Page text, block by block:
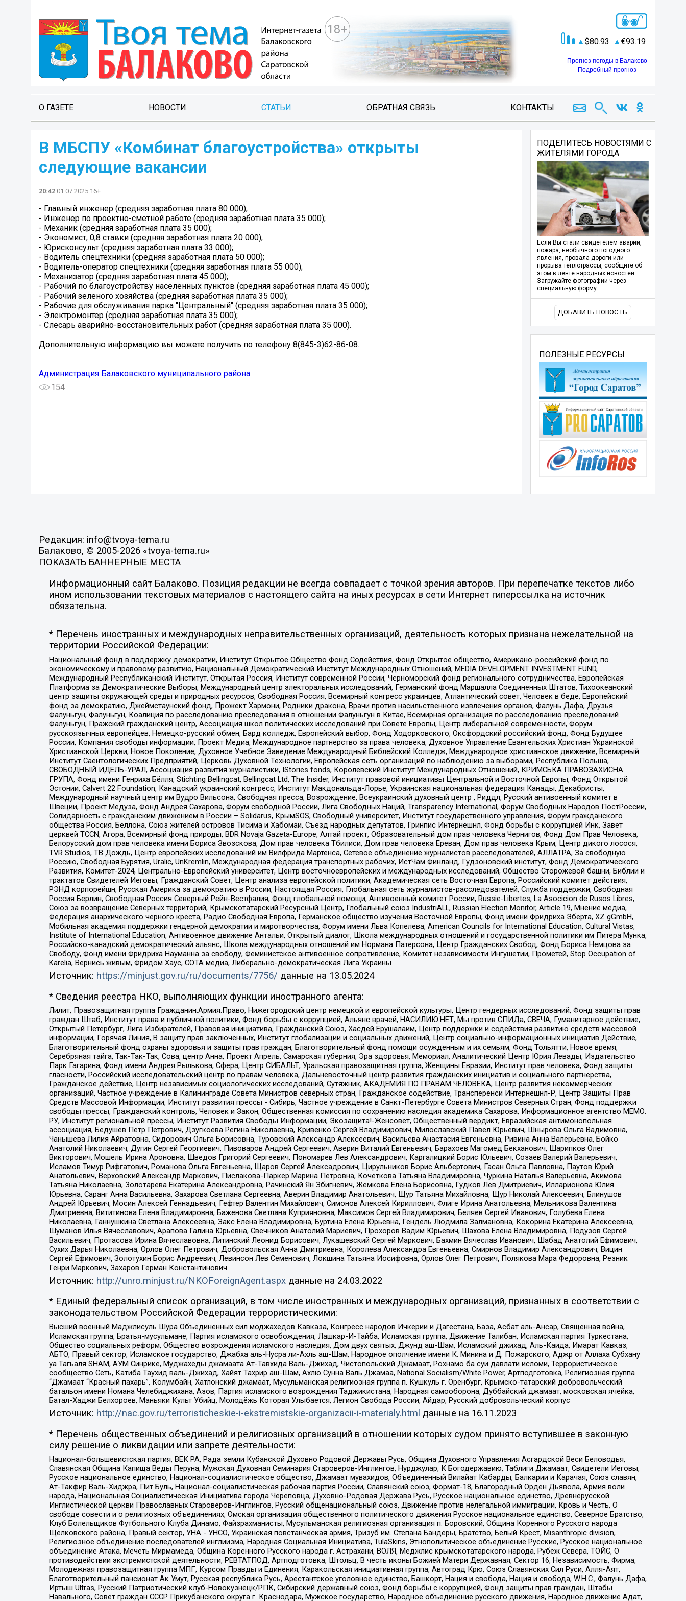
18+
80.93 93.19
Прогноз погоды в Балаково
Подробный прогноз
О ГАЗЕТЕ НОВОСТИ СТАТЬИ ОБРАТНАЯ СВЯЗЬ КОНТАКТЫ
В МБСПУ «Комбинат благоустройства» открыты
следующие вакансии
20:42 01.07.2025 16+
- Главный инженер (средняя заработная плата 80 000);
- Инженер по проектно-сметной работе (средняя заработная плата 35 000);
- Механик (средняя заработная плата 35 000);
- Экономист, 0,8 ставки (средняя заработная плата 20 000);
- Юрисконсульт (средняя заработная плата 33 000);
- Водитель спецтехники (средняя заработная плата 50 000);
- Водитель-оператор спецтехники (средняя заработная плата 55 000);
- Механизатор (средняя заработная плата 45 000);
- Рабочий по благоустройству населенных пунктов (средняя заработная плата 45 000);
- Рабочий зеленого хозяйства (средняя заработная плата 35 000);
- Рабочие для обслуживания парка "Центральный" (средняя заработная плата 35 000);
- Электромонтер (средняя заработная плата 35 000);
- Слесарь аварийно-восстановительных работ (средняя заработная плата 35 000).
Дополнительную информацию вы можете получить по телефону 8(845-3)62-86-08.
Администрация Балаковского муниципального района
154
ПОДЕЛИТЕСЬ НОВОСТЯМИ С
ЖИТЕЛЯМИ ГОРОДА
Если Вы стали свидетелем аварии,
пожара, необычного погодного
явления, провала дороги или
прорыва теплотрассы, сообщите об
этом в ленте народных новостей.
Загружайте фотографии через
специальную форму.
ДОБАВИТЬ НОВОСТЬ
ПОЛЕЗНЫЕ РЕСУРСЫ
Редакция: info@tvoya-tema.ru
Балаково, © 2005-2026 «tvoya-tema.ru»
ПОКАЗАТЬ БАННЕРНЫЕ МЕСТА
Информационный сайт Балаково. Позиция редакции не всегда совпадает с точкой зрения авторов. При перепечатке текстов либо
ином использовании текстовых материалов с настоящего сайта на иных ресурсах в сети Интернет гиперссылка на источник
обязательна.
* Перечень иностранных и международных неправительственных организаций, деятельность которых признана нежелательной на
территории Российской Федерации:
Национальный фонд в поддержку демократии, Институт Открытое Общество Фонд Содействия, Фонд Открытое общество, Американо-российский фонд по
экономическому и правовому развитию, Национальный Демократический Институт Международных Отношений, MEDIA DEVELOPMENT INVESTMENT FUND,
Международный Республиканский Институт, Открытая Россия, Институт современной России, Черноморский фонд регионального сотрудничества, Европейская
Платформа за Демократические Выборы, Международный центр электоральных исследований, Германский фонд Маршалла Соединенных Штатов, Тихоокеанский
центр защиты окружающей среды и природных ресурсов, Свободная Россия, Всемирный конгресс украинцев, Атлантический совет, Человек в беде, Европейский
фонд за демократию, Джеймстаунский фонд, Прожект Хармони, Родники дракона, Врачи против насильственного извлечения органов, Фалунь Дафа, Друзья
Фалуньгун, Фалуньгун, Коалиция по расследованию преследования в отношении Фалуньгун в Китае, Всемирная организация по расследованию преследований
Фалуньгун, Пражский гражданский центр, Ассоциация школ политических исследований при Совете Европы, Центр либеральной современности, Форум
русскоязычных европейцев, Немецко-русский обмен, Бард колледж, Европейский выбор, Фонд Ходорковского, Оксфордский российский фонд, Фонд Будущее
России, Компания свободы информации, Проект Медиа, Международное партнерство за права человека, Духовное Управление Евангельских Христиан Украинской
Христианской Церкви, Новое Поколение, Духовное Учебное Заведение Международный Библейский Колледж, Международное христианское движение, Всемирный
Институт Саентологических Предприятий, Церковь Духовной Технологии, Европейская сеть организаций по наблюдению за выборами, Республика Польша,
СВОБОДНЫЙ ИДЕЛЬ-УРАЛ, Ассоциация развития журналистики, IStories fonds, Королевский Институт Международных Отношений, КРИМСЬКА ПРАВОЗАХИСНА
ГРУПА, Фонд имени Генриха Бёлля, Stichting Bellingcat, Bellingcat Ltd, The Insider, Институт правовой инициативы Центральной и Восточной Европы, Фонд Открытой
Эстонии, Calvert 22 Foundation, Канадский украинский конгресс, Институт Макдональда-Лорье, Украинская национальная федерация Канады, Декабристы,
Международный научный центр им Вудро Вильсона, Свободная пресса, Возрождение, Всеукраинский духовный центр , Риддл, Русский антивоенный комитет в
Швеции, Проект Медуза, Фонд Андрея Сахарова, Форум свободной России, Лига Свободных Наций, Transparеncy International, Форум Свободных Народов ПостРоссии,
Солидарность с гражданским движением в России – Solidarus, КрымSOS, Свободный университет, Институт государственного управления, Форум гражданского
общества Россия, Беллона, Союз жителей островов Тисима и Хабомаи, Съезд народных депутатов, Гринпис Интернешнл, Фонд борьбы с коррупцией Инк, Завет
церквей TCCN, Агора, Всемирный фонд природы, BDR Novaja Gazeta-Europe, Алтай проект, Образовательный дом прав человека Чернигов, Фонд Дом Прав Человека,
Белорусский дом прав человека имени Бориса Звозскова, Дом прав человека Тбилиси, Дом прав человека Ереван, Дом прав человека Крым, Центр дикого лосося,
TVR Studios, ТВ Дождь, Центр европейских исследований им Вилфрида Мартенса, Сетевое объединение журналистов расследователей, АЛЛАТРА, За свободную
Россию, Свободная Бурятия, Uralic, UnKremlin, Международная федерация транспортных рабочих, ИстЧам Финланд, Гудзоновский институт, Фонд Демократического
Развития, Комитет-2024, Центрально-Европейский университет, Центр восточноевропейских и международных исследований, Общество Сторожевой башни, Библии и
трактатов Свидетелей Иеговы, Гражданский Совет, Центр анализа европейской политики, Академическая сеть Восточная Европа, Российский комитет действия,
РЭНД корпорейшн, Русская Америка за демократию в России, Настоящая Россия, Глобальная сеть журналистов-расследователей, Служба поддержки, Свободная
Россия Берлин, Свободная Россия Северный Рейн-Вестфалия, Фонд глобальной помощи, Антивоенный комитет России, Russie-Libertes, La Asocicion de Rusos Libres,
Союз за возвращение Северных территорий, Крымскотатарский Ресурсный Центр, Глобальный союз IndustriALL, Russian Election Monitor, Article 19, Мнение медиа,
Федерация анархического черного креста, Радио Свободная Европа, Германское общество изучения Восточной Европы, Фонд имени Фридриха Эберта, XZ gGmbH,
Мобильная академия поддержки гендерной демократии и миротворчества, Форум имени Льва Копелева, American Councils for International Education, Cultural Vistas,
Institute of International Education, Антивоенное движение Антальи, Открытый диалог, Школа международных отношений и государственной политики им Питера Мунка,
Российско-канадский демократический альянс, Школа международных отношений им Нормана Патерсона, Центр Гражданских Свобод, Фонд Бориса Немцова за
Свободу, Фонд имени Фридриха Науманна за свободу, Феминистское антивоенное сопротивление, Комитет независимости Ингушетии, Прометей, Stop Occupation of
Karelia, Вернись живым, Фридом Хаус, СОТА медиа, Либерально-демократическая Лига Украины
Источник: https://minjust.gov.ru/ru/documents/7756/ данные на 13.05.2024
* Сведения реестра НКО, выполняющих функции иностранного агента:
Лилит, Правозащитная группа Гражданин.Армия.Право, Нижегородский центр немецкой и европейской культуры, Центр гендерных исследований, Фонд защиты прав
граждан Штаб, Институт права и публичной политики, Фонд борьбы с коррупцией, Альянс врачей, НАСИЛИЮ.НЕТ, Мы против СПИДа, СВЕЧА, Гуманитарное действие,
Открытый Петербург, Лига Избирателей, Правовая инициатива, Гражданский Союз, Хасдей Ерушалаим, Центр поддержки и содействия развитию средств массовой
информации, Горячая Линия, В защиту прав заключенных, Институт глобализации и социальных движений, Центр социально-информационных инициатив Действие,
Благотворительный фонд охраны здоровья и защиты прав граждан, Благотворительный фонд помощи осужденным и их семьям, Фонд Тольятти, Новое время,
Серебряная тайга, Так-Так-Так, Сова, центр Анна, Проект Апрель, Самарская губерния, Эра здоровья, Мемориал, Аналитический Центр Юрия Левады, Издательство
Парк Гагарина, Фонд имени Андрея Рылькова, Сфера, Центр СИБАЛЬТ, Уральская правозащитная группа, Женщины Евразии, Институт прав человека, Фонд защиты
гласности, Российский исследовательский центр по правам человека, Дальневосточный центр развития гражданских инициатив и социального партнерства,
Гражданское действие, Центр независимых социологических исследований, Сутяжник, АКАДЕМИЯ ПО ПРАВАМ ЧЕЛОВЕКА, Центр развития некоммерческих
организаций, Частное учреждение в Калининграде Совета Министров северных стран, Гражданское содействие, Трансперенси Интернешнл-Р, Центр Защиты Прав
Средств Массовой Информации, Институт развития прессы - Сибирь, Частное учреждение в Санкт-Петербурге Совета Министров Северных Стран, Фонд поддержки
свободы прессы, Гражданский контроль, Человек и Закон, Общественная комиссия по сохранению наследия академика Сахарова, Информационное агентство МЕМО.
РУ, Институт региональной прессы, Институт Развития Свободы Информации, Экозащита!-Женсовет, Общественный вердикт, Евразийская антимонопольная
ассоциация, Бедушев Петр Петрович, Дзугкоева Регина Николаевна, Кривенко Сергей Владимирович, Милославский Павел Юрьевич, Шнырова Ольга Вадимовна,
Чанышева Лилия Айратовна, Сидорович Ольга Борисовна, Туровский Александр Алексеевич, Васильева Анастасия Евгеньевна, Ривина Анна Валерьевна, Бойко
Анатолий Николаевич, Дугин Сергей Георгиевич, Пивоваров Андрей Сергеевич, Аверин Виталий Евгеньевич, Барахоев Магомед Бекханович, Шарипков Олег
Викторович, Мошель Ирина Ароновна, Шведов Григорий Сергеевич, Пономарев Лев Александрович, Каргалицкий Борис Юльевич, Созаев Валерий Валерьевич,
Исламов Тимур Рифгатович, Романова Ольга Евгеньевна, Щаров Сергей Алексадрович, Цирульников Борис Альбертович, Гасан Ольга Павловна, Паутов Юрий
Анатольевич, Верховский Александр Маркович, Пислакова-Паркер Марина Петровна, Кочеткова Татьяна Владимировна, Чуркина Наталья Валерьевна, Акимова
Татьяна Николаевна, Золотарева Екатерина Александровна, Рачинский Ян Збигневич, Жемкова Елена Борисовна, Гудков Лев Дмитриевич, Илларионова Юлия
Юрьевна, Саранг Анна Васильевна, Захарова Светлана Сергеевна, Аверин Владимир Анатольевич, Щур Татьяна Михайловна, Щур Николай Алексеевич, Блинушов
Андрей Юрьевич, Мосин Алексей Геннадьевич, Гефтер Валентин Михайлович, Симонов Алексей Кириллович, Флиге Ирина Анатольевна, Мельникова Валентина
Дмитриевна, Вититинова Елена Владимировна, Баженова Светлана Куприяновна, Максимов Сергей Владимирович, Беляев Сергей Иванович, Голубева Елена
Николаевна, Ганнушкина Светлана Алексеевна, Закс Елена Владимировна, Буртина Елена Юрьевна, Гендель Людмила Залмановна, Кокорина Екатерина Алексеевна,
Шуманов Илья Вячеславович, Арапова Галина Юрьевна, Свечников Анатолий Мариевич, Прохоров Вадим Юрьевич, Шахова Елена Владимировна, Подузов Сергей
Васильевич, Протасова Ирина Вячеславовна, Литинский Леонид Борисович, Лукашевский Сергей Маркович, Бахмин Вячеслав Иванович, Шабад Анатолий Ефимович,
Сухих Дарья Николаевна, Орлов Олег Петрович, Добровольская Анна Дмитриевна, Королева Александра Евгеньевна, Смирнов Владимир Александрович, Вицин
Сергей Ефимович, Золотухин Борис Андреевич, Левинсон Лев Семенович, Локшина Татьяна Иосифовна, Орлов Олег Петрович, Полякова Мара Федоровна, Резник
Генри Маркович, Захаров Герман Константинович
Источник: http://unro.minjust.ru/NKOForeignAgent.aspxданные на 24.03.2022
* Единый федеральный список организаций, в том числе иностранных и международных организаций, признанных в соответствии с
законодательством Российской Федерации террористическими:
Высший военный Маджлисуль Шура Объединенных сил моджахедов Кавказа, Конгресс народов Ичкерии и Дагестана, База, Асбат аль-Ансар, Священная война,
Исламская группа, Братья-мусульмане, Партия исламского освобождения, Лашкар-И-Тайба, Исламская группа, Движение Талибан, Исламская партия Туркестана,
Общество социальных реформ, Общество возрождения исламского наследия, Дом двух святых, Джунд аш-Шам, Исламский джихад, Аль-Каида, Имарат Кавказ,
АБТО, Правый сектор, Исламское государство, Джабха аль-Нусра ли-Ахль аш-Шам, Народное ополчение имени К. Минина и Д. Пожарского, Аджр от Аллаха Субхану
уа Тагьаля SHAM, АУМ Синрике, Муджахеды джамаата Ат-Тавхида Валь-Джихад, Чистопольский Джамаат, Рохнамо ба суи давлати исломи, Террористическое
сообщество Сеть, Катиба Таухид валь-Джихад, Хайят Тахрир аш-Шам, Ахлю Сунна Валь Джамаа, National Socialism/White Power, Артподготовка, Религиозная группа
“Джамаат “Красный пахарь”, Колумбайн, Хатлонский джамаат, Мусульманская религиозная группа п. Кушкуль г. Оренбург, Крымско-татарский добровольческий
батальон имени Номана Челебиджихана, Азов, Партия исламского возрождения Таджикистана, Народная самооборона, Дуббайский джамаат, московская ячейка,
Батал-Хаджи Белхороев, Маньяки Культ Убийц, Молодёжь Которая Улыбается, Легион Свобода России, Айдар, Русский добровольческий корпус
Источник: http://nac.gov.ru/terroristicheskie-i-ekstremistskie-organizacii-i-materialy.html данные на 16.11.2023
* Перечень общественных объединений и религиозных организаций в отношении которых судом принято вступившее в законную
силу решение о ликвидации или запрете деятельности:
Национал-большевистская партия, ВЕК РА, Рада земли Кубанской Духовно Родовой Державы Русь, Община Духовного Управления Асгардской Веси Беловодья,
Славянская Община Капища Веды Перуна, Мужская Духовная Семинария Староверов-Инглингов, Нурджулар, К Богодержавию, Таблиги Джамаат, Свидетели Иеговы,
Русское национальное единство, Национал-социалистическое общество, Джамаат мувахидов, Объединенный Вилайат Кабарды, Балкарии и Карачая, Союз славян,
Ат-Такфир Валь-Хиджра, Пит Буль, Национал-социалистическая рабочая партия России, Славянский союз, Формат-18, Благородный Орден Дьявола, Армия воли
народа, Национальная Социалистическая Инициатива города Череповца, Духовно-Родовая Держава Русь, Русское национальное единство, Древнерусской
Инглистической церкви Православных Староверов-Инглингов, Русский общенациональный союз, Движение против нелегальной иммиграции, Кровь и Честь, О
свободе совести и о религиозных объединениях, Омская организация общественного политического движения Русское национальное единство, Северное Братство,
Клуб Болельщиков Футбольного Клуба Динамо, Файзрахманисты, Мусульманская религиозная организация п. Боровский, Община Коренного Русского народа
Щелковского района, Правый сектор, УНА - УНСО, Украинская повстанческая армия, Тризуб им. Степана Бандеры, Братство, Белый Крест, Misanthropic division,
Религиозное объединение последователей инглиизма, Народная Социальная Инициатива, TulaSkins, Этнополитическое объединение Русские, Русское национальное
объединение Атака, Мечеть Мирмамеда, Община Коренного Русского народа г. Астрахани, ВОЛЯ, Меджлис крымскотатарского народа, Рубеж Севера, ТОЙС, О
противодействии экстремистской деятельности, РЕВТАТПОД, Артподготовка, Штольц, В честь иконы Божией Матери Державная, Сектор 16, Независимость, Фирма,
Молодежная правозащитная группа МПГ, Курсом Правды и Единения, Каракольская инициативная группа, Автоград Крю, Союз Славянских Сил Руси, Алля-Аят,
Благотворительный пансионат Ак Умут, Русская республика Русь, Арестантское уголовное единство, Башкорт, Нация и свобода, Нация и свобода, W.H.С., Фалунь Дафа,
Иртыш Ultras, Русский Патриотический клуб-Новокузнецк/РПК, Сибирский державный союз, Фонд борьбы с коррупцией, Фонд защиты прав граждан, Штабы
Навального, Совет граждан СССР Прикубанского округа г. Краснодара, Мужское государство, Народное объединение русского движения, Народное движение Адат,